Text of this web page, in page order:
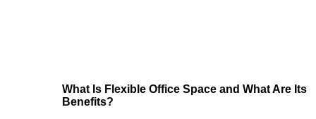
What Is Flexible Office Space and What Are Its
Benefits?